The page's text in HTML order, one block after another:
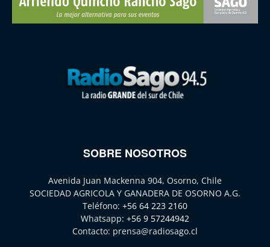
SOBRE NOSOTROS
Avenida Juan Mackenna 904, Osorno, Chile
SOCIEDAD AGRICOLA Y GANADERA DE OSORNO A.G.
Teléfono: +56 64 223 2160
Whatsapp: +56 9 57244942
Contacto: prensa@radiosago.cl